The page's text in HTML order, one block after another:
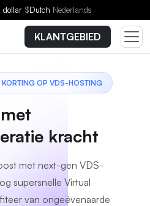
dollar $Dutch Nederlands
KLANTGEBIED
OP VDS-HOSTING
met
kracht
met next-gen VDS-
supersnelle Virtual
van ongeëvenaarde